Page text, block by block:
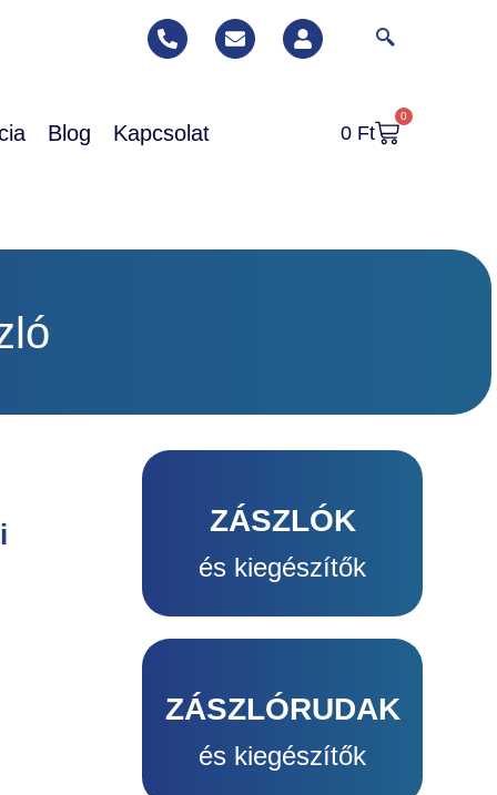
Blog Kapcsolat 0 Ft
0
ZÁSZLÓK
és kiegészítők
ZÁSZLÓK
és kiegészítők
ZÁSZLÓRUDAK
és kiegészítők
ZÁSZLÓRUDAK
és kiegészítők